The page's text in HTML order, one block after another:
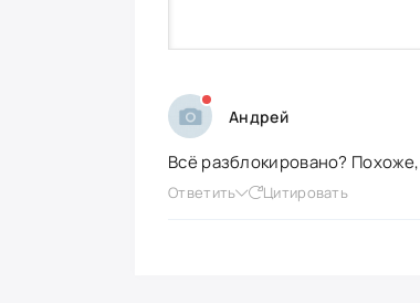
Андрей
Всё разблокировано?
Ответить Цитировать